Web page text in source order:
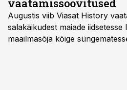
vaatamissoovitused
Augustis viib Viasat History
salakäikudest maiade iidsetesse
maailmasõja kõige